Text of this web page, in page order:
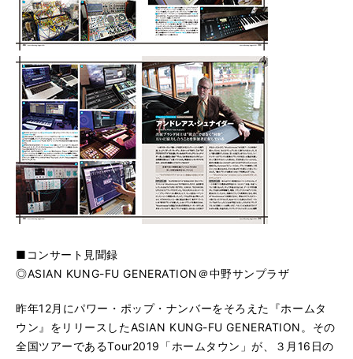
■コンサート見聞録
◎ASIAN KUNG-FU GENERATION＠中野サンプラザ
昨年12月にパワー・ポップ・ナンバーをそろえた『ホームタ
ウン』をリリースしたASIAN KUNG-FU GENERATION。その
全国ツアーであるTour2019「ホームタウン」が、３月16日の